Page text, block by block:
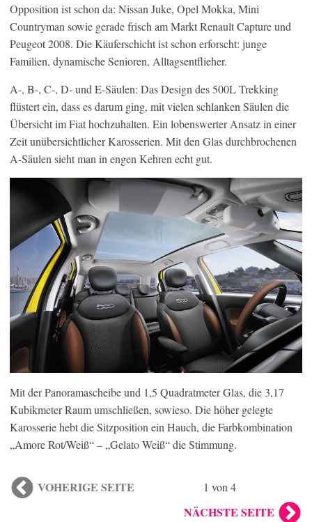
Opposition ist schon da: Nissan Juke, Opel Mokka, Mini
Countryman sowie gerade frisch am Markt Renault Capture und
Peugeot 2008. Die Käuferschicht ist schon erforscht: junge
Familien, dynamische Senioren, Alltagsentflieher.
A-, B-, C-, D- und E-Säulen: Das Design des 500L Trekking
flüstert ein, dass es darum ging, mit vielen schlanken Säulen die
Übersicht im Fiat hochzuhalten. Ein lobenswerter Ansatz in einer
Zeit unübersichtlicher Karosserien. Mit den Glas durchbrochenen
A-Säulen sieht man in engen Kehren echt gut.
Mit der Panoramascheibe und 1,5 Quadratmeter Glas, die 3,17
Kubikmeter Raum umschließen, sowieso. Die höher gelegte
Karosserie hebt die Sitzposition ein Hauch, die Farbkombination
„Amore Rot/Weiß“ – „Gelato Weiß“ die Stimmung.
VOHERIGE SEITE 1 von 4
NÄCHSTE SEITE